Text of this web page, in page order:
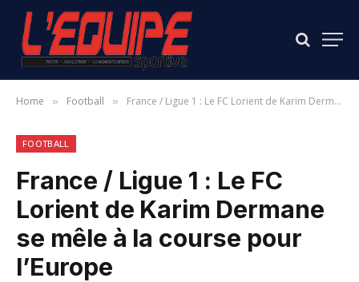
Home » Football » France / Ligue 1 : Le FC Lorient de Karim Dermane se mêle à la course pour l’Europe
FOOTBALL
France / Ligue 1 : Le FC
Lorient de Karim Dermane
se mêle à la course pour
l’Europe